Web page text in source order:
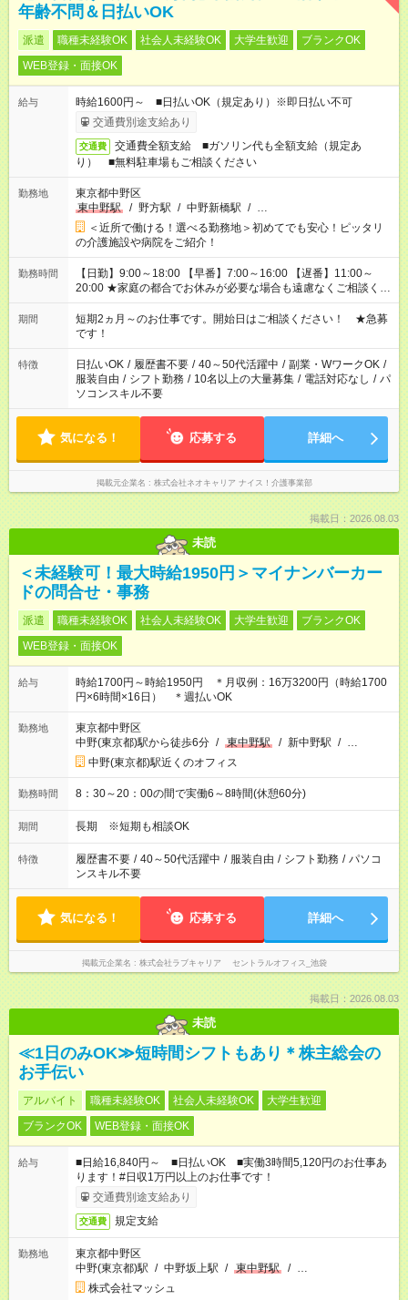
年齢不問＆日払いOK
派遣 職種未経験OK 社会人未経験OK 大学生歓迎
ブランクOK
WEB登録・面接OK
給与
時給1600円～ ■日払いOK（規定あり）※即日払い不可
交通費別途支給あり
交通費
交通費全額支給 ■ガソリン代も全額支給（規定あ
り） ■無料駐車場もご相談ください
勤務地
東京都中野区
東中野駅
/ 野方駅 / 中野新橋駅 / …
＜近所で働ける！選べる勤務地＞初めてでも安心！ピッタリ
の介護施設や病院をご紹介！
勤務時間
【日勤】9:00～18:00 【早番】7:00～16:00 【遅番】11:00～
20:00 ★家庭の都合でお休みが必要な場合も遠慮なくご相談くだ
さい。
期間
短期2ヵ月～のお仕事です。開始日はご相談ください！ ★急募
です！
特徴 日払いOK / 履歴書不要 / 40～50代活躍中 / 副業・WワークOK /
服装自由 / シフト勤務 / 10名以上の大量募集 / 電話対応なし / パ
ソコンスキル不要
気になる！ 応募する 詳細へ
掲載元企業名 株式会社ネオキャリア ナイス！介護事業部
掲載日：2026.08.03
未読
＜未経験可！最大時給1950円＞マイナンバーカー
ドの問合せ・事務
派遣 職種未経験OK 社会人未経験OK 大学生歓迎
ブランクOK
WEB登録・面接OK
給与
時給1700円～時給1950円 ＊月収例：16万3200円（時給1700
円×6時間×16日） ＊週払いOK
勤務地
東京都中野区
中野(東京都)駅から徒歩6分 / 東中野駅 / 新中野駅 / …
中野(東京都)駅近くのオフィス
勤務時間 8：30～20：00の間で実働6～8時間(休憩60分)
期間 長期 ※短期も相談OK
特徴 履歴書不要 / 40～50代活躍中 / 服装自由 / シフト勤務 / パソコ
ンスキル不要
気になる！ 応募する 詳細へ
掲載元企業名 株式会社ラブキャリア セントラルオフィス_池袋
掲載日：2026.08.03
未読
≪1日のみOK≫短時間シフトもあり＊株主総会の
お手伝い
アルバイト 職種未経験OK 社会人未経験OK
大学生歓迎
ブランクOK
WEB登録・面接OK
給与
■日給16,840円～ ■日払いOK ■実働3時間5,120円のお仕事あ
ります！#日収1万円以上のお仕事です！
交通費別途支給あり
交通費 規定支給
勤務地
東京都中野区
中野(東京都)駅 / 中野坂上駅 / 東中野駅 / …
株式会社マッシュ